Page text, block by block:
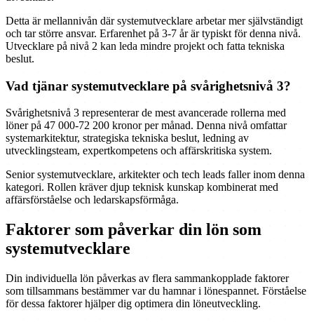
Detta är mellannivån där systemutvecklare arbetar mer självständigt
och tar större ansvar. Erfarenhet på 3-7 år är typiskt för denna nivå.
Utvecklare på nivå 2 kan leda mindre projekt och fatta tekniska
beslut.
Vad tjänar systemutvecklare på svårighetsnivå 3?
Svårighetsnivå 3 representerar de mest avancerade rollerna med
löner på 47 000-72 200 kronor per månad. Denna nivå omfattar
systemarkitektur, strategiska tekniska beslut, ledning av
utvecklingsteam, expertkompetens och affärskritiska system.
Senior systemutvecklare, arkitekter och tech leads faller inom denna
kategori. Rollen kräver djup teknisk kunskap kombinerat med
affärsförståelse och ledarskapsförmåga.
Faktorer som påverkar din lön som
systemutvecklare
Din individuella lön påverkas av flera sammankopplade faktorer
som tillsammans bestämmer var du hamnar i lönespannet. Förståelse
för dessa faktorer hjälper dig optimera din löneutveckling.